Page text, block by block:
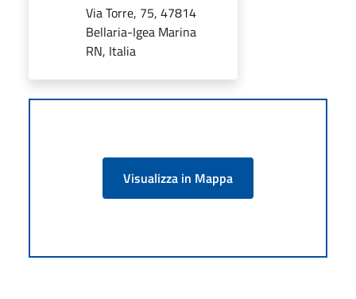
Via Torre, 75, 47814
Bellaria-Igea Marina
RN, Italia
Visualizza in Mappa